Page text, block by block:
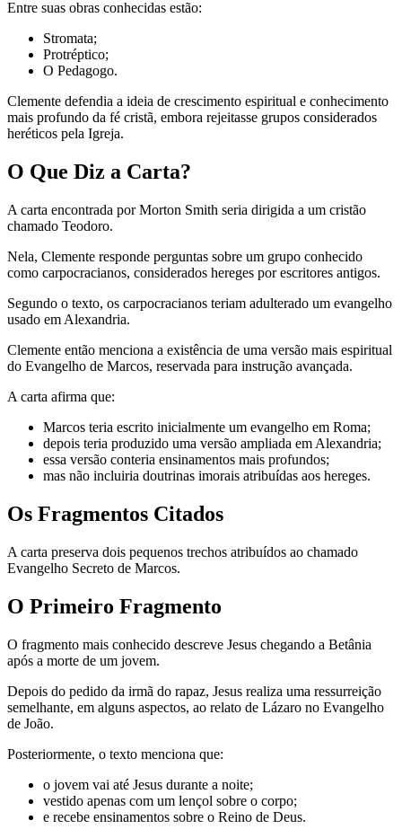
Entre suas obras conhecidas estão:
Stromata;
Protréptico;
O Pedagogo.
Clemente defendia a ideia de crescimento espiritual e conhecimento
mais profundo da fé cristã, embora rejeitasse grupos considerados
heréticos pela Igreja.
O Que Diz a Carta?
A carta encontrada por Morton Smith seria dirigida a um cristão
chamado Teodoro.
Nela, Clemente responde perguntas sobre um grupo conhecido
como carpocracianos, considerados hereges por escritores antigos.
Segundo o texto, os carpocracianos teriam adulterado um evangelho
usado em Alexandria.
Clemente então menciona a existência de uma versão mais espiritual
do Evangelho de Marcos, reservada para instrução avançada.
A carta afirma que:
Marcos teria escrito inicialmente um evangelho em Roma;
depois teria produzido uma versão ampliada em Alexandria;
essa versão conteria ensinamentos mais profundos;
mas não incluiria doutrinas imorais atribuídas aos hereges.
Os Fragmentos Citados
A carta preserva dois pequenos trechos atribuídos ao chamado
Evangelho Secreto de Marcos.
O Primeiro Fragmento
O fragmento mais conhecido descreve Jesus chegando a Betânia
após a morte de um jovem.
Depois do pedido da irmã do rapaz, Jesus realiza uma ressurreição
semelhante, em alguns aspectos, ao relato de Lázaro no Evangelho
de João.
Posteriormente, o texto menciona que:
o jovem vai até Jesus durante a noite;
vestido apenas com um lençol sobre o corpo;
e recebe ensinamentos sobre o Reino de Deus.